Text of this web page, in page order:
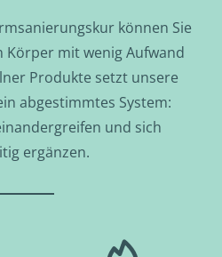
können Sie
mit wenig Aufwand
Produkte setzt unsere
abgestimmtes System:
und sich
ergänzen.